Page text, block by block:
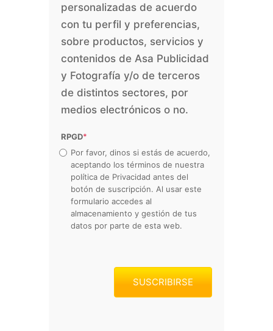
personalizadas de acuerdo
con tu perfil y preferencias,
sobre productos, servicios y
contenidos de Asa Publicidad
y Fotografía y/o de terceros
de distintos sectores, por
medios electrónicos o no.
RPGD*
Por favor, dinos si estás de acuerdo,
aceptando los términos de nuestra
política de Privacidad antes del
botón de suscripción. Al usar este
formulario accedes al
almacenamiento y gestión de tus
datos por parte de esta web.